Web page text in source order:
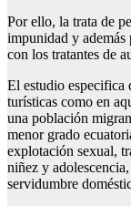
Por ello, la trata de
impunidad y
con los tratantes de
El estudio especifica
turísticas como en
una población
menor grado
explotación sexual,
niñez y
servidumbre